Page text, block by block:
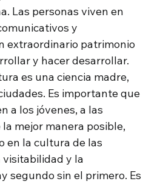
Las personas viven en
y
extraordinario patrimonio
y hacer desarrollar.
es una ciencia madre,
Es importante que
a los jóvenes, a las
mejor manera posible,
en la cultura de las
visitabilidad y la
segundo sin el primero. Es